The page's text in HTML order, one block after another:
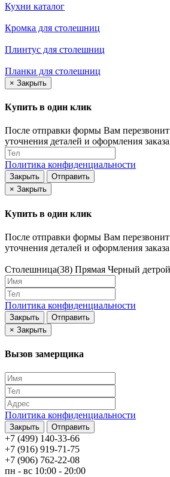
Кухни каталог
Кромка для столешниц
Плинтус для столешниц
Планки для столешниц
× Закрыть
Купить в один клик
После отправки формы Вам
уточнения деталей и оформления
Политика конфиденциальности
Закрыть
Отправить
× Закрыть
Купить в один клик
После отправки формы Вам
уточнения деталей и оформления
Столешница(38) Прямая Черный
Политика конфиденциальности
Закрыть
Отправить
× Закрыть
Вызов замерщика
Политика конфиденциальности
Закрыть Отправить
+7 (499) 140-33-66
+7 (916) 919-71-75
+7 (906) 762-22-08
пн - вс 10:00 - 20:00